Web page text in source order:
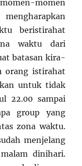
momen
beristirahat
waktu dari
batasan kira-
orang istirahat
untuk tidak
22.00 sampai
group yang
zona waktu.
menjelang
dinihari.